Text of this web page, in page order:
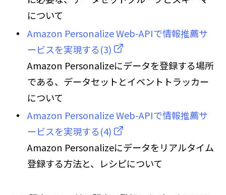
について
Amazon Personalize Web-APIで情報推薦サ
ービスを実現する(3)
Amazon Personalizeにデータを登録する場所
である、データセットとイベントトラッカー
について
Amazon Personalize Web-APIで情報推薦サ
ービスを実現する(4)
Amazon Personalizeにデータをリアルタイム
登録する方法と、レシピについて